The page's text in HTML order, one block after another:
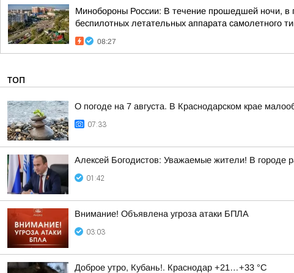
Минобороны России: В течение прошедшей ночи, в
беспилотных летательных аппарата самолетного
08:27
ТОП
О погоде на 7 августа. В Краснодарском крае
07:33
Алексей Богодистов: Уважаемые жители! В городе
01:42
Внимание! Объявлена угроза атаки БПЛА
03:03
Доброе утро, Кубань!. Краснодар +21…+33 °С